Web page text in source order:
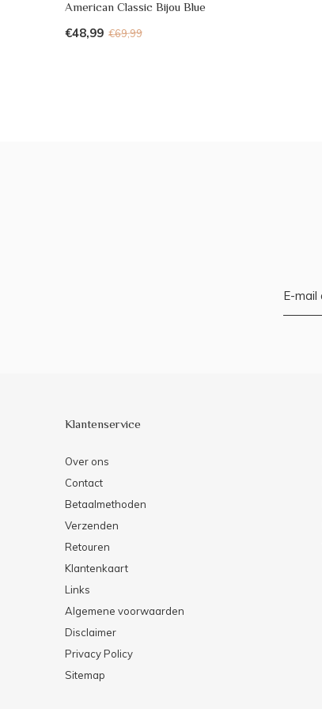
American Classic Bijou Blue
€48,99 €69,99
Klantenservice
Over ons
Contact
Betaalmethoden
Verzenden
Retouren
Klantenkaart
Links
Algemene voorwaarden
Disclaimer
Privacy Policy
Sitemap